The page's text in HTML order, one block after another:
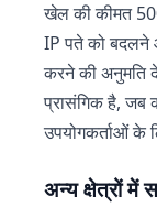
खेल की कीमत
IP पते को बदलने
करने की अनुमति
प्रासंगिक है,
उपयोगकर्ताओं के
अन्य क्षेत्रों में